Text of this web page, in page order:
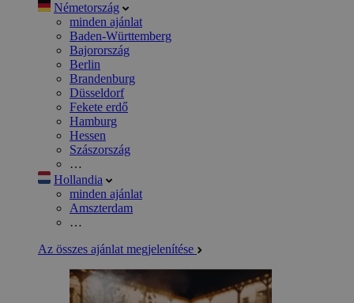
Németország
minden ajánlat
Baden-Württemberg
Bajorország
Berlin
Brandenburg
Düsseldorf
Fekete erdő
Hamburg
Hessen
Szászország
…
Hollandia
minden ajánlat
Amszterdam
…
Az összes ajánlat megjelenítése